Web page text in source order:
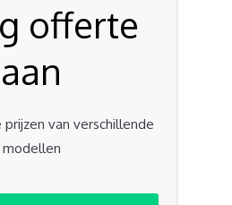
offerte
aan
prijzen van verschillende
modellen